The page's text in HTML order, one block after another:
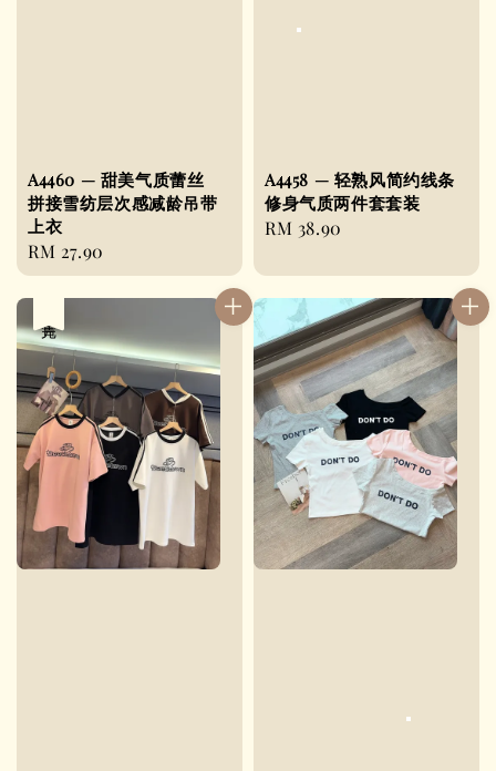
A4460 — 甜美气质蕾丝
拼接雪纺层次感减龄吊带
上衣
Regular
price
RM 27.90
A4458 — 轻熟风简约线条
修身气质两件套套装
Regular
RM 38.90